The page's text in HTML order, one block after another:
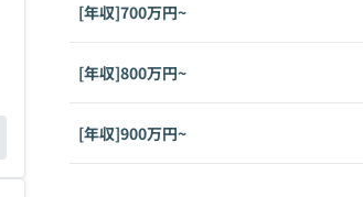
[年収]700万円~
[年収]800万円~
[年収]900万円~